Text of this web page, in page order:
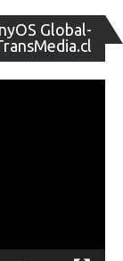
Global-
de